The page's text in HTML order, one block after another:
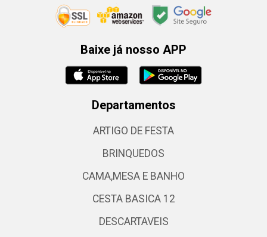
Baixe já nosso APP
Departamentos
ARTIGO DE FESTA
BRINQUEDOS
CAMA,MESA E BANHO
CESTA BASICA 12
DESCARTAVEIS